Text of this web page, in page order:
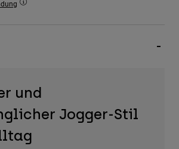
und
Jogger-Stil